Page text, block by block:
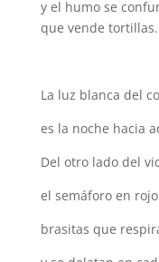
y el humo se
que vende tortillas.
La luz blanca del
es la noche hacia
Del otro lado del
el semáforo en rojo
brasitas que